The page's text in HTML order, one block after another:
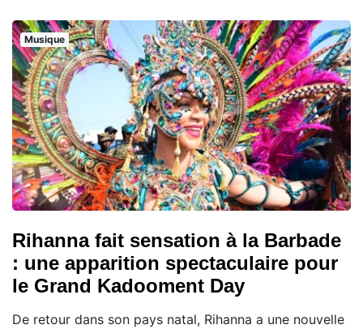
Musique
Rihanna fait sensation à la Barbade
: une apparition spectaculaire pour
le Grand Kadooment Day
De retour dans son pays natal, Rihanna a une nouvelle